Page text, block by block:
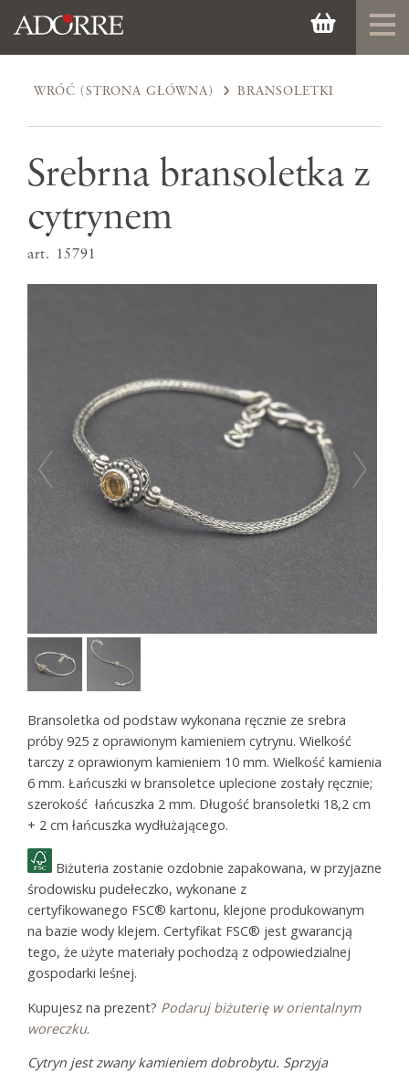
WRÓĆ (STRONA GŁÓWNA) BRANSOLETKI
Srebrna bransoletka z
cytrynem
art. 15791
Bransoletka od podstaw wykonana ręcznie ze srebra
próby 925 z oprawionym kamieniem cytrynu. Wielkość
tarczy z oprawionym kamieniem 10 mm. Wielkość kamienia
6 mm. Łańcuszki w bransoletce uplecione zostały ręcznie;
szerokość łańcuszka 2 mm. Długość bransoletki 18,2 cm
+ 2 cm łańcuszka wydłużającego.
Biżuteria zostanie ozdobnie zapakowana, w przyjazne
środowisku pudełeczko, wykonane z
certyfikowanego FSC® kartonu, klejone produkowanym
na bazie wody klejem. Certyfikat FSC® jest gwarancją
tego, że użyte materiały pochodzą z odpowiedzialnej
gospodarki leśnej.
Kupujesz na prezent? Podaruj biżuterię w orientalnym
woreczku.
Cytryn jest zwany kamieniem dobrobytu. Sprzyja